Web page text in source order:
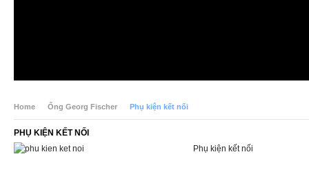
Home Ống Georg Fischer Phụ kiện kết nối
PHỤ KIỆN KẾT NỐI
Phụ kiện kết nối